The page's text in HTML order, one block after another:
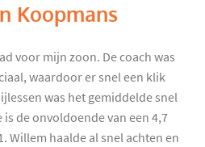
Koopmans
voor mijn zoon. De coach was
waardoor er snel een klik
was het gemiddelde snel
is de onvoldoende van een 4,7
Willem haalde al snel achten en